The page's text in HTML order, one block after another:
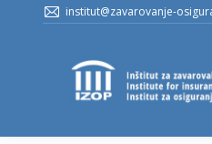
institut@zavarovanje-